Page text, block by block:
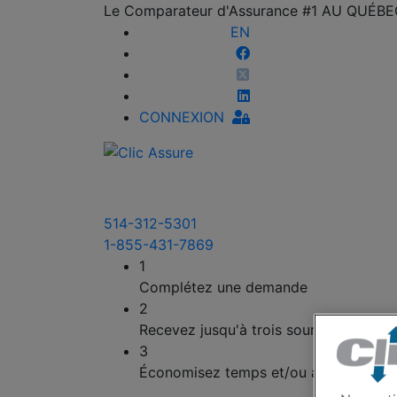
Le Comparateur d'Assurance #1 AU
EN
CONNEXION
514-312-5301
1-855-431-7869
1
Complétez une demande
2
Recevez jusqu'à trois soumissions
3
Économisez temps et/ou argent